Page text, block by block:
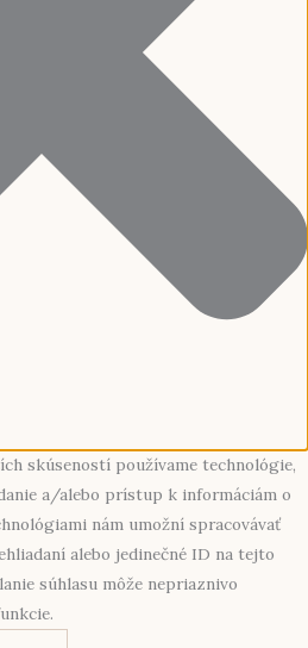
skúseností používame technológie,
a/alebo prístup k informáciám o
nám umožní spracovávať
alebo jedinečné ID na tejto
súhlasu môže nepriaznivo